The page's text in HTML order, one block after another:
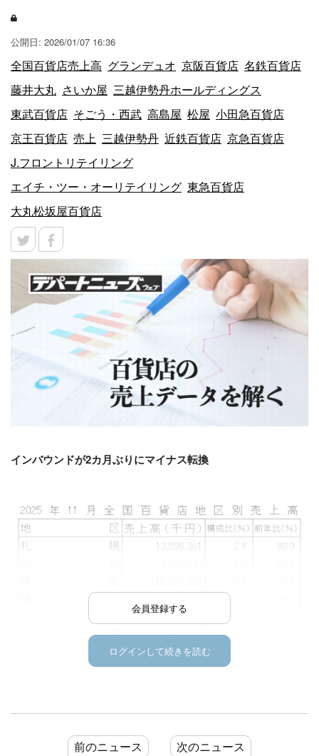
公開日: 2026/01/07 16:36
全国百貨店売上高 グランデュオ 京阪百貨店 名鉄百貨店
藤井大丸 さいか屋 三越伊勢丹ホールディングス
東武百貨店 そごう・西武 高島屋 松屋 小田急百貨店
京王百貨店 売上 三越伊勢丹 近鉄百貨店 京急百貨店
J.フロントリテイリング
エイチ・ツー・オーリテイリング 東急百貨店
大丸松坂屋百貨店
会員登録する
ログインして続きを読む
インバウンドが2カ月ぶりにマイナス転換
前のニュース 次のニュース